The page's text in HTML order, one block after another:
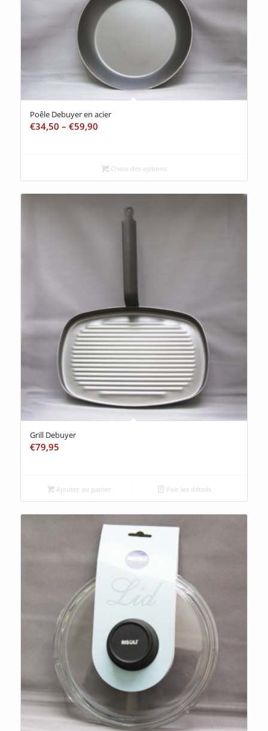
Poêle Debuyer en acier
€34,50 – €59,90
Choix des options
Grill Debuyer
€79,95
Ajouter au panier Voir les détails